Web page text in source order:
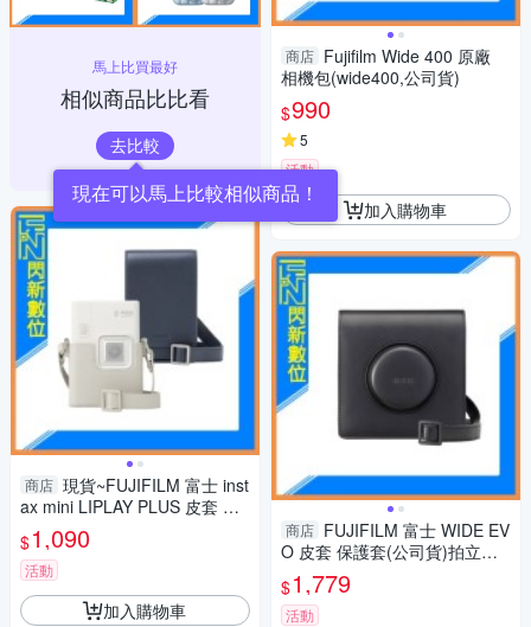
馬上比買最好
相似商品比比看
去比較
現在可以馬上比較相似商品！
商店 現貨~FUJIFILM 富士 inst
ax mini LIPLAY PLUS 皮套 防
護包(LIPLAY+,公司貨)
$1,090
活動
加入購物車
商店 Fujifilm Wide 400 原廠
相機包(wide400,公司貨)
$990
5
活動
加入購物車
商店 FUJIFILM 富士 WIDE EV
O 皮套 保護套(公司貨)拍立得
寬幅
$1,779
活動